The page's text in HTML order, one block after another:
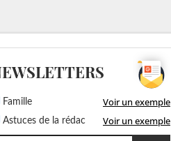
Famille Voir un exemple
Astuces de la rédac Voir un exemple